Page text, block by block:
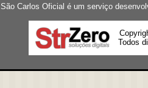
São Carlos Oficial é um serviço
Todos